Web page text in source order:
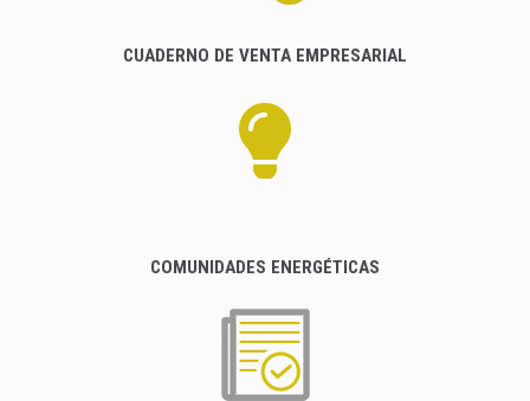
CUADERNO DE VENTA EMPRESARIAL
COMUNIDADES ENERGÉTICAS